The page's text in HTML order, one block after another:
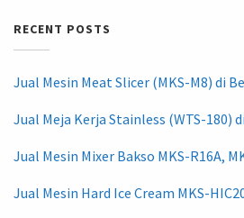
RECENT POSTS
Jual Mesin Meat Slicer (MKS-M8) di
Jual Meja Kerja Stainless (WTS-180)
Jual Mesin Mixer Bakso MKS-R16A,
Jual Mesin Hard Ice Cream MKS-